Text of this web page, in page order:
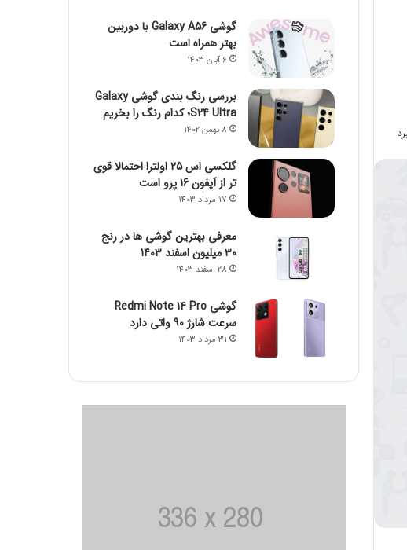
گوشی Galaxy A56 با دوربین
بهتر همراه است
6 آبان 1403
بررسی رنگ بندی گوشی Galaxy
S24 Ultra؛ کدام رنگ را بخریم
8 بهمن 1402
گلکسی اس 25 اولترا احتمالا قوی
تر از آیفون 16 پرو است
17 مرداد 1403
معرفی بهترین گوشی ها در رنج
۳۰ میلیون اسفند 1403
28 اسفند 1403
گوشی Redmi Note 14 Pro
سرعت شارژ 90 واتی دارد
31 مرداد 1403